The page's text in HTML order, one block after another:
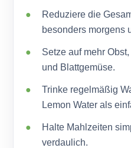
Reduziere die
besonders morgens
Setze auf mehr
und Blattgemüse.
Trinke regelmäßig
Lemon Water als
Halte Mahlzeiten
verdaulich.